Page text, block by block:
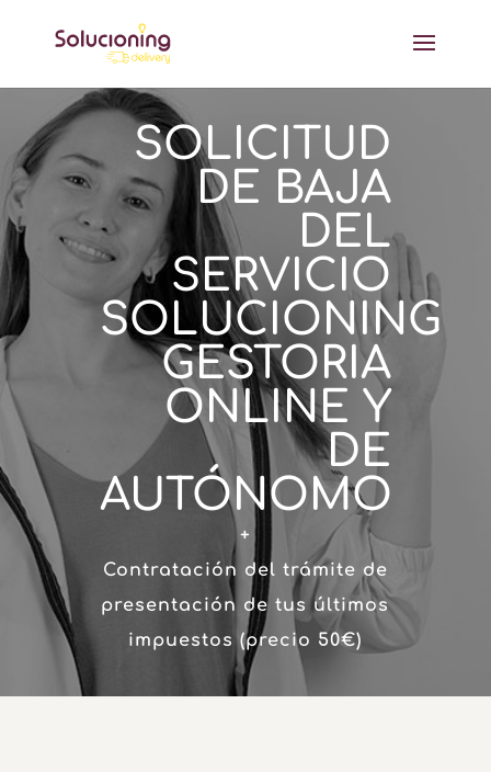
SOLICITUD
DE BAJA
DEL
SERVICIO
SOLUCIONING
GESTORIA
ONLINE Y
DE
AUTÓNOMO
+
Contratación del trámite de
presentación de tus últimos
impuestos (precio 50€)